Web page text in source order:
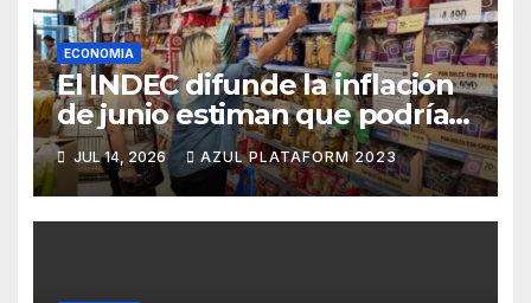
ECONOMIA
El INDEC difunde la inflación
de junio estiman que podría
perforar el 2%
JUL 14, 2026 AZUL PLATAFORM 2023